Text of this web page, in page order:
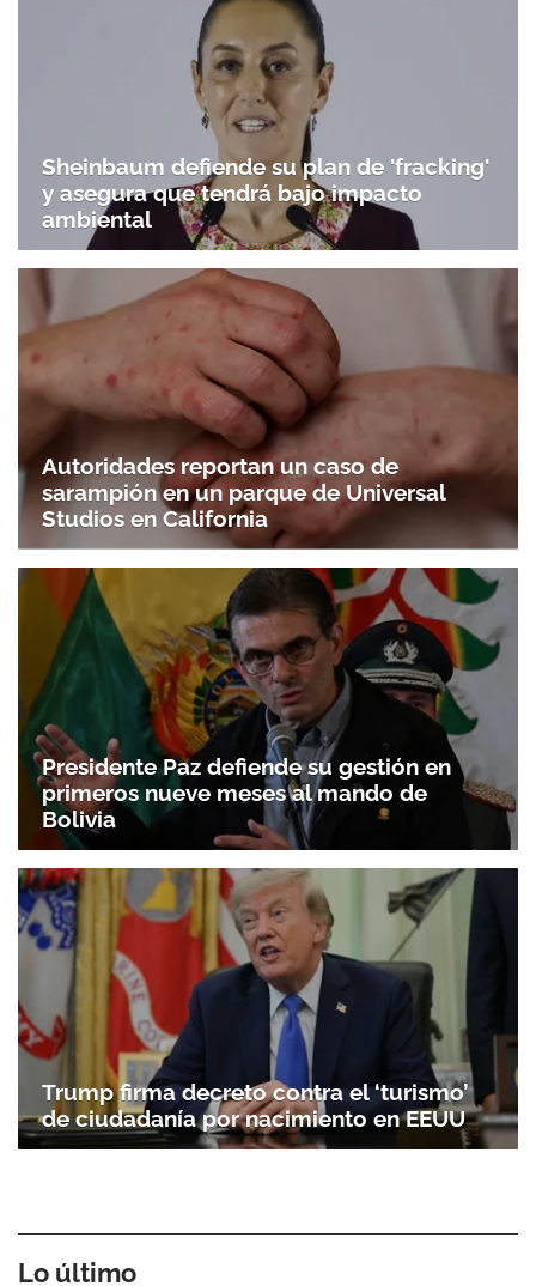
Sheinbaum defiende su plan de 'fracking'
y asegura que tendrá bajo impacto
ambiental
Autoridades reportan un caso de
sarampión en un parque de Universal
Studios en California
Presidente Paz defiende su gestión en
primeros nueve meses al mando de
Bolivia
Trump firma decreto contra el ‘turismo’
de ciudadanía por nacimiento en EEUU
Lo último